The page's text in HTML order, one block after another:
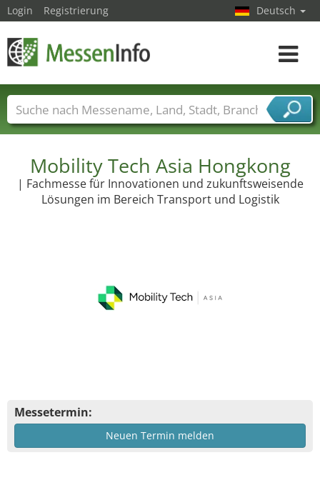
Mobility Tech Asia Hongkong
| Fachmesse für Innovationen und zukunftsweisende
Lösungen im Bereich Transport und Logistik
Messetermin:
Neuen Termin melden
Login Registrierung Deutsch
Toggle
Messenamen Länder Städte
Branchen